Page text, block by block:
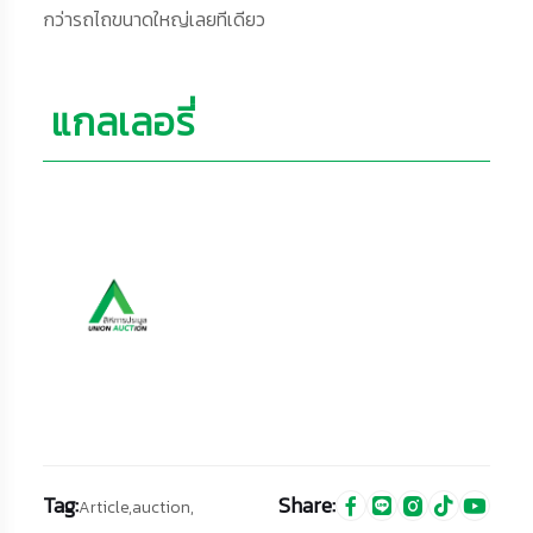
กว่ารถไถขนาดใหญ่เลยทีเดียว
แกลเลอรี่
Tag:Article,auction, Share: